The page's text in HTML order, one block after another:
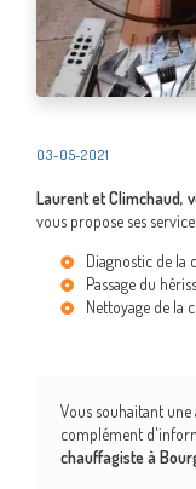
03-05-2021
Laurent et Climchaud,
vous propose ses
Diagnostic de la
Passage du
Nettoyage de la
Vous souhaitant une
complément
chauffagiste à